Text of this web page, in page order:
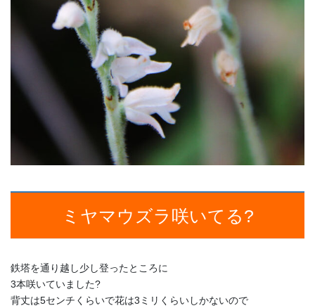
ミヤマウズラ咲いてる?
鉄塔を通り越し少し登ったところに
3本咲いていました?
背丈は5センチくらいで花は3ミリくらいしかないので